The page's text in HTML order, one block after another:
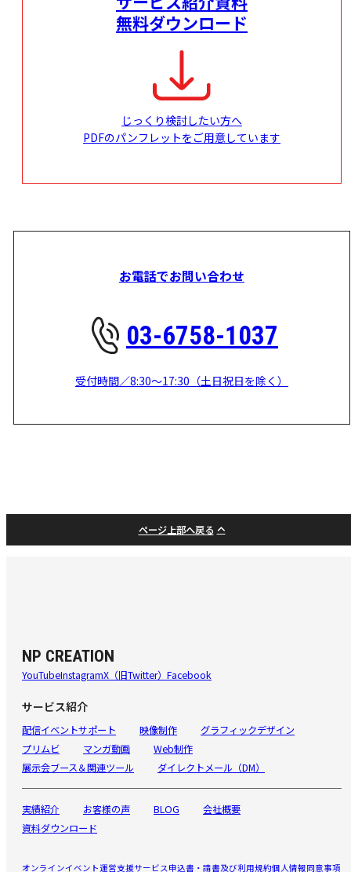
無料ダウンロード
じっくり検討したい方へ
PDFのパンフレットをご用意しています
お電話でお問い合わせ
03-6758-1037
受付時間／8:30～17:30（土日祝日を除く）
ページ上部へ戻る
NP CREATION
YouTubeInstagramX（旧Twitter） Facebook
サービス紹介
配信イベントサポート 映像制作
グラフィックデザイン
プリムビ
マンガ動画
Web制作
展示会ブース＆関連ツール
ダイレクトメール（DM）
実績紹介 お客様の声 BLOG
会社概要
資料ダウンロード
オンラインイベント運営支援サービス申込書・請書及び利用規約個人情報同意事項